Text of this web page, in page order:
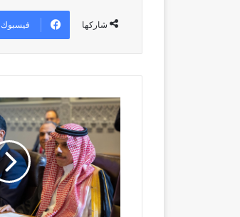
شاركها فيسبوك
البيان
المشترك
الصادر
الدول
الأعضاء
بالجامعة
العربية